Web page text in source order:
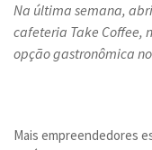
Na última semana,
cafeteria Take Coffee,
opção gastronômica
Mais empreendedores